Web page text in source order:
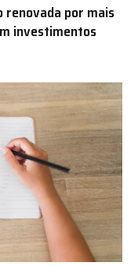
renovada por mais
investimentos